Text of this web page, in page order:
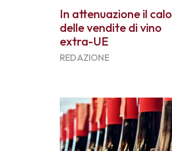
In attenuazione il calo
delle vendite di vino
extra-UE
REDAZIONE